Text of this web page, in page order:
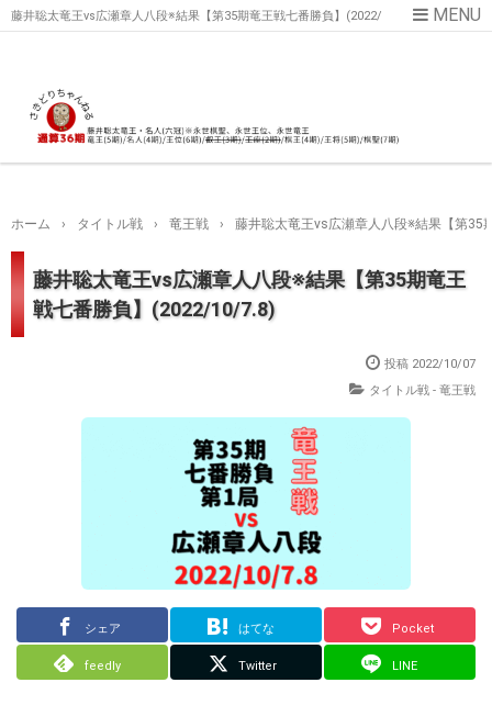
藤井聡太竜王vs広瀬章人八段※結果【第35期竜王戦七番勝負】(2022/
ホーム › タイトル戦 › 竜王戦 › 藤井聡太竜王vs広瀬章人八段※結果【第
藤井聡太竜王vs広瀬章人八段※結果【第35期竜王
戦七番勝負】(2022/10/7.8)
投稿 2022/10/07
タイトル戦 - 竜王戦
シェア はてな Pocket
feedly Twitter LINE